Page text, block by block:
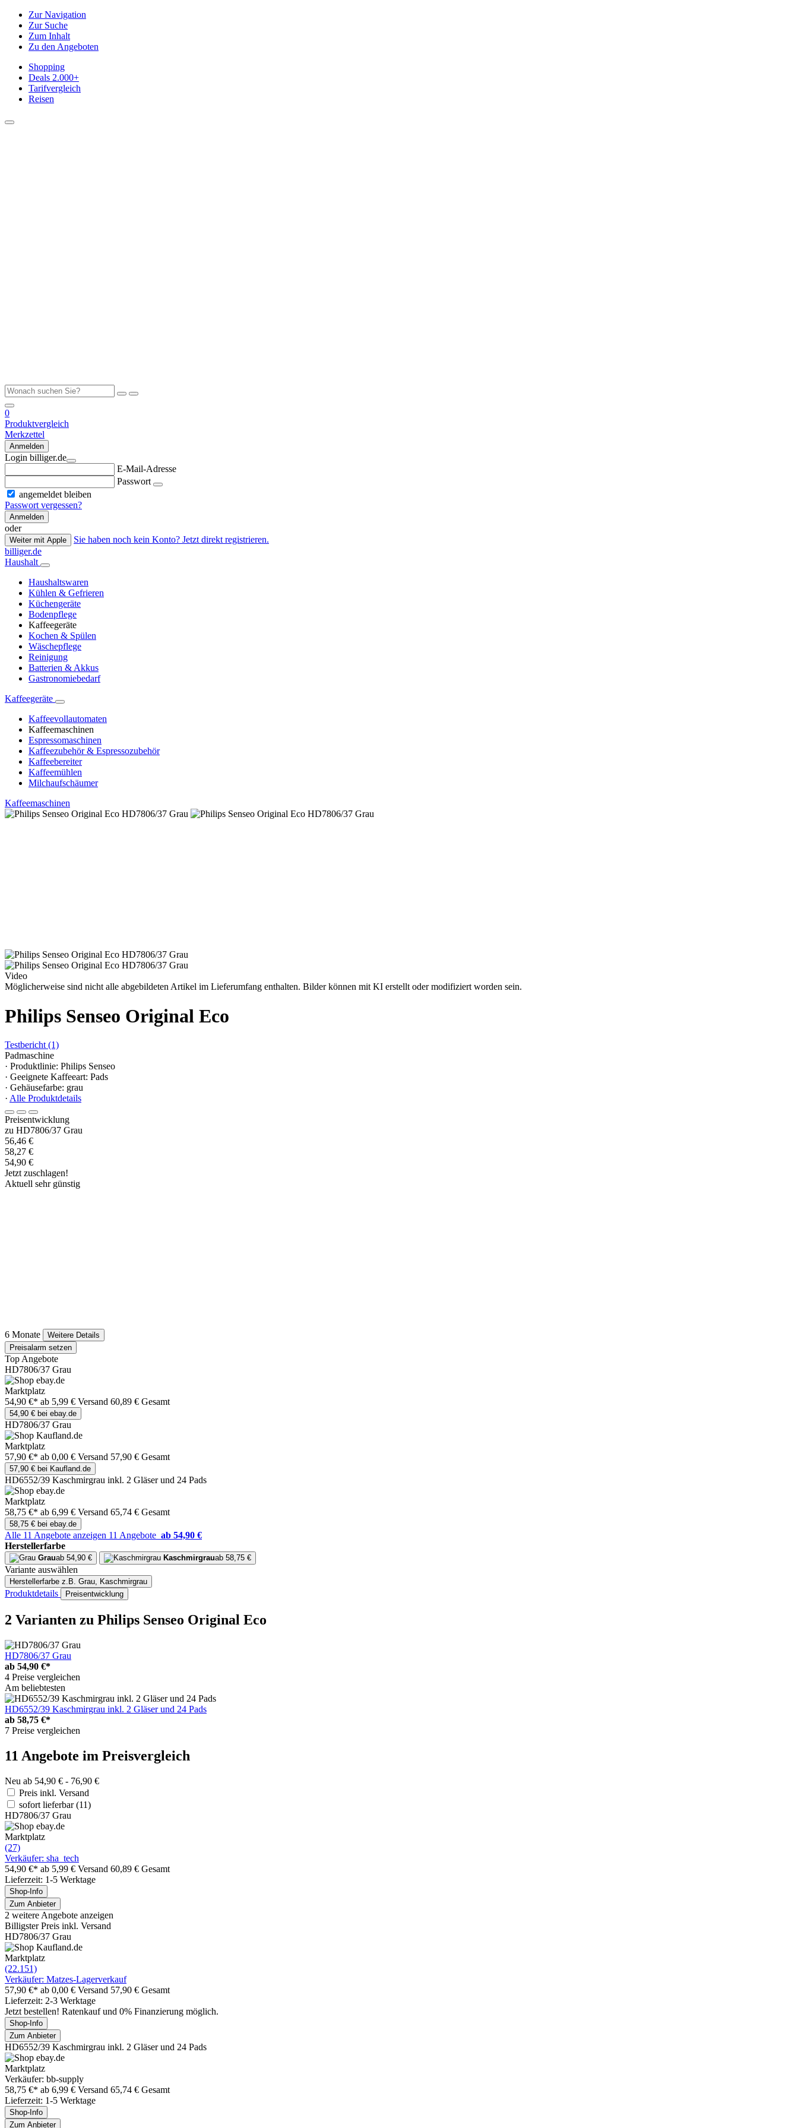
Zur Navigation
Zur Suche
Zum Inhalt
Zu den Angeboten
Shopping
Deals 2.000+
Tarifvergleich
Reisen
0
Produktvergleich
Merkzettel
Anmelden
Login billiger.de
E-Mail-Adresse
Passwort
angemeldet bleiben
Passwort vergessen?
Anmelden
oder
Weiter mit Apple
Sie haben noch kein Konto? Jetzt direkt registrieren.
billiger.de
Haushalt
Haushaltswaren
Kühlen & Gefrieren
Küchengeräte
Bodenpflege
Kaffeegeräte
Kochen & Spülen
Wäschepflege
Reinigung
Batterien & Akkus
Gastronomiebedarf
Kaffeegeräte
Kaffeevollautomaten
Kaffeemaschinen
Espressomaschinen
Kaffeezubehör & Espressozubehör
Kaffeebereiter
Kaffeemühlen
Milchaufschäumer
Kaffeemaschinen
Video
Möglicherweise sind nicht alle abgebildeten Artikel im Lieferumfang enthalten. Bilder können mit KI erstellt oder modifiziert worden sein.
Philips Senseo Original Eco
Testbericht (1)
Padmaschine
· Produktlinie: Philips Senseo
· Geeignete Kaffeeart: Pads
· Gehäusefarbe: grau
· Alle Produktdetails
Preisentwicklung
zu HD7806/37 Grau
56,46 €
58,27 €
54,90 €
Jetzt zuschlagen!
Aktuell sehr günstig
6 Monate
Weitere Details
Preisalarm setzen
Top Angebote
HD7806/37 Grau
Marktplatz
54,90 €* ab 5,99 € Versand 60,89 € Gesamt
54,90 € bei ebay.de
HD7806/37 Grau
Marktplatz
57,90 €* ab 0,00 € Versand 57,90 € Gesamt
57,90 € bei Kaufland.de
HD6552/39 Kaschmirgrau inkl. 2 Gläser und 24 Pads
Marktplatz
58,75 €* ab 6,99 € Versand 65,74 € Gesamt
58,75 € bei ebay.de
Alle 11 Angebote anzeigen 11 Angebote ab 54,90 €
Herstellerfarbe
Grauab 54,90 € Kaschmirgrauab 58,75 €
Variante auswählen
Herstellerfarbe z.B. Grau, Kaschmirgrau
Produktdetails Preisentwicklung
2 Varianten zu Philips Senseo Original Eco
HD7806/37 Grau
ab 54,90 €*
4 Preise vergleichen
Am beliebtesten
HD6552/39 Kaschmirgrau inkl. 2 Gläser und 24 Pads
ab 58,75 €*
7 Preise vergleichen
11 Angebote im Preisvergleich
Neu ab 54,90 € - 76,90 €
Preis inkl. Versand
sofort lieferbar(11)
HD7806/37 Grau
Marktplatz
(27)
Verkäufer: sha_tech
54,90 €* ab 5,99 € Versand 60,89 € Gesamt
Lieferzeit: 1-5 Werktage
Shop-Info
Zum Anbieter
2 weitere Angebote anzeigen
Billigster Preis inkl. Versand
HD7806/37 Grau
Marktplatz
(22.151)
Verkäufer: Matzes-Lagerverkauf
57,90 €* ab 0,00 € Versand 57,90 € Gesamt
Lieferzeit: 2-3 Werktage
Jetzt bestellen! Ratenkauf und 0% Finanzierung möglich.
Shop-Info
Zum Anbieter
HD6552/39 Kaschmirgrau inkl. 2 Gläser und 24 Pads
Marktplatz
Verkäufer: bb-supply
58,75 €* ab 6,99 € Versand 65,74 € Gesamt
Lieferzeit: 1-5 Werktage
Shop-Info
Zum Anbieter